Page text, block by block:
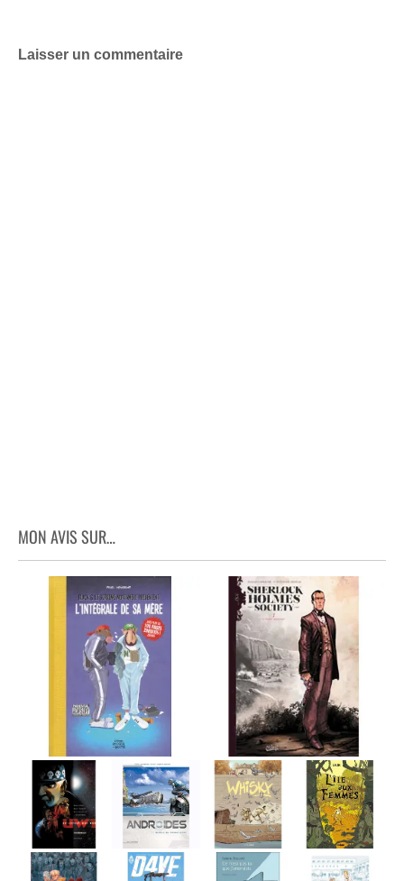
Laisser un commentaire
MON AVIS SUR…